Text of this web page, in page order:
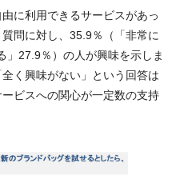
に利用できるサービスがあっ
問に対し、35.9％（「非常に
」27.9％）の人が興味を示しま
く興味がない」という回答は
ビスへの関心が一定数の支持